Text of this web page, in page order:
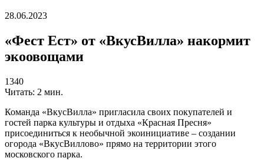
28.06.2023
«Фест Ест» от «ВкусВилла» накормит
экоовощами
1340
Читать: 2 мин.
Команда «ВкусВилла» пригласила своих покупателей и
гостей парка культуры и отдыха «Красная Пресня»
присоединиться к необычной экоинициативе – создании
огорода «ВкусВиллово» прямо на территории этого
московского парка.